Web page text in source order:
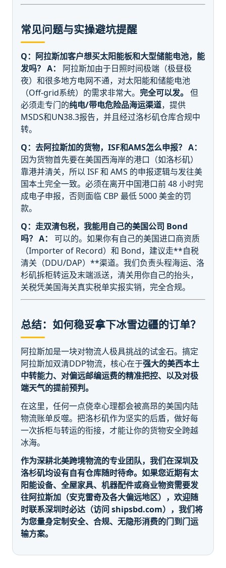
常见问题与实操避坑提醒
Q：阿拉斯加客户想买太阳能板和大型储能电池，能
发吗？ A：
阿拉斯加由于日照时间极端（极昼极
夜）和很多地方电网不通，对太阳能和储能电池
（Off-grid系统）的需求非常大。 完全可以发。 但
必须走专门的纯电/带电危险品海运渠道，提供
MSDS和UN38.3报告，并且经过洛杉矶仓库合规中
转。
Q：去阿拉斯加的货物，ISF和AMS怎么申报？ A：
因为货物首先要在美国西海岸的港口（如洛杉矶）
靠港并清关，所以 ISF 和 AMS 的申报逻辑与发往美
国本土完全一致。必须在离开中国港口前 48 小时完
成电子申报，否则面临 CBP 最低 5000 美金的罚
款。
Q：走双清包税，我能用自己的美国公司 Bond
吗？ A：
可以的。如果你有自己的美国进口商资质
（Importer of Record）和 Bond，建议走**自税
清关（DDU/DAP）**渠道。我们负责头程海运、洛
杉矶拆柜转运及末端派送，清关用你自己的抬头，
关税凭美国海关真实税单实报实销，完全合规。
总结：如何稳妥拿下冰雪边疆的订单？
阿拉斯加是一块对物流人极具挑战的试金石。搞定
阿拉斯加双清DDP物流，核心在于强大的美西本土
中转能力、对偏远邮编运费的精准把控、以及对极
端天气的提前预判。
在这里，任何一点侥幸心理都会被高昂的美国内陆
物流账单反噬。把洛杉矶作为坚实的后盾，做好每
一次拆柜与转运的衔接，才能让你的货物安全跨越
冰海。
作为深耕北美跨境物流的专业团队，我们在深圳及
洛杉矶均设有自有仓库随时待命。如果您近期有太
阳能设备、全屋家具、机器配件或商业物资需要发
往阿拉斯加（安克雷奇及各大偏远地区），欢迎随
时联系深圳时必达（访问 shipsbd.com），我们将
为您量身定制安全、合规、无隐形消费的门到门运
输方案。